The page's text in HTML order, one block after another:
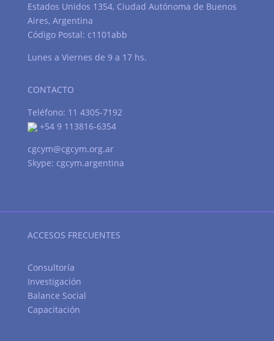
Estados Unidos 1354, Ciudad Autónoma de Buenos
Aires, Argentina
Código Postal: c1101abb
Lunes a Viernes de 9 a 17 hs.
CONTACTO
Teléfono: 11 4305-7192
+54 9 113816-6354
cgcym@cgcym.org.ar
Skype: cgcym.argentina
ACCESOS FRECUENTES
Consultoría
Investigación
Balance Social
Capacitación